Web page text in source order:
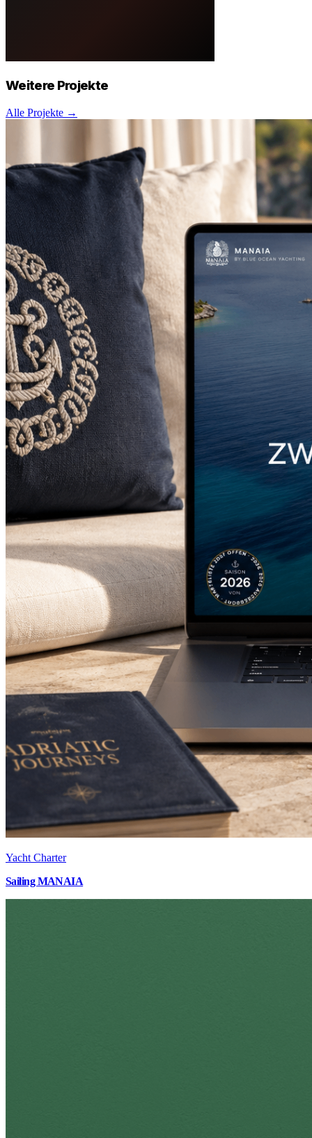
Weitere Projekte
Alle Projekte →
Yacht Charter
Sailing MANAIA